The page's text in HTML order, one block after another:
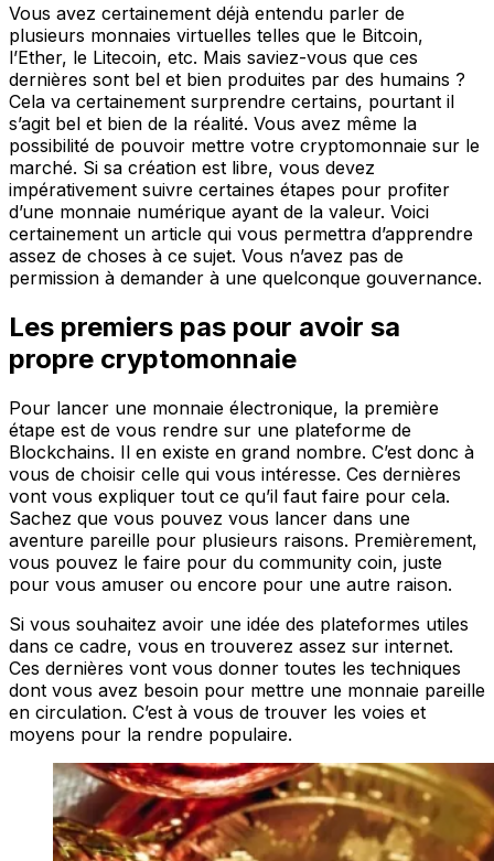
Vous avez certainement déjà entendu parler de
plusieurs monnaies virtuelles telles que le Bitcoin,
l’Ether, le Litecoin, etc. Mais saviez-vous que ces
dernières sont bel et bien produites par des humains ?
Cela va certainement surprendre certains, pourtant il
s’agit bel et bien de la réalité. Vous avez même la
possibilité de pouvoir mettre votre cryptomonnaie sur le
marché. Si sa création est libre, vous devez
impérativement suivre certaines étapes pour profiter
d’une monnaie numérique ayant de la valeur. Voici
certainement un article qui vous permettra d’apprendre
assez de choses à ce sujet. Vous n’avez pas de
permission à demander à une quelconque gouvernance.
Les premiers pas pour avoir sa
propre cryptomonnaie
Pour lancer une monnaie électronique, la première
étape est de vous rendre sur une plateforme de
Blockchains. Il en existe en grand nombre. C’est donc à
vous de choisir celle qui vous intéresse. Ces dernières
vont vous expliquer tout ce qu’il faut faire pour cela.
Sachez que vous pouvez vous lancer dans une
aventure pareille pour plusieurs raisons. Premièrement,
vous pouvez le faire pour du community coin, juste
pour vous amuser ou encore pour une autre raison.
Si vous souhaitez avoir une idée des plateformes utiles
dans ce cadre, vous en trouverez assez sur internet.
Ces dernières vont vous donner toutes les techniques
dont vous avez besoin pour mettre une monnaie pareille
en circulation. C’est à vous de trouver les voies et
moyens pour la rendre populaire.